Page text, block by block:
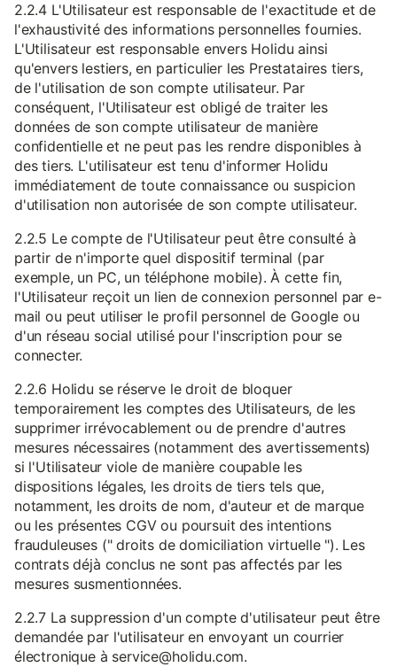
2.2.4 L'Utilisateur est responsable de l'exactitude et de
l'exhaustivité des informations personnelles fournies.
L'Utilisateur est responsable envers Holidu ainsi
qu'envers lestiers, en particulier les Prestataires tiers,
de l'utilisation de son compte utilisateur. Par
conséquent, l'Utilisateur est obligé de traiter les
données de son compte utilisateur de manière
confidentielle et ne peut pas les rendre disponibles à
des tiers. L'utilisateur est tenu d'informer Holidu
immédiatement de toute connaissance ou suspicion
d'utilisation non autorisée de son compte utilisateur.
2.2.5 Le compte de l'Utilisateur peut être consulté à
partir de n'importe quel dispositif terminal (par
exemple, un PC, un téléphone mobile). À cette fin,
l'Utilisateur reçoit un lien de connexion personnel par e-
mail ou peut utiliser le profil personnel de Google ou
d'un réseau social utilisé pour l'inscription pour se
connecter.
2.2.6 Holidu se réserve le droit de bloquer
temporairement les comptes des Utilisateurs, de les
supprimer irrévocablement ou de prendre d'autres
mesures nécessaires (notamment des avertissements)
si l'Utilisateur viole de manière coupable les
dispositions légales, les droits de tiers tels que,
notamment, les droits de nom, d'auteur et de marque
ou les présentes CGV ou poursuit des intentions
frauduleuses (" droits de domiciliation virtuelle "). Les
contrats déjà conclus ne sont pas affectés par les
mesures susmentionnées.
2.2.7 La suppression d'un compte d'utilisateur peut être
demandée par l'utilisateur en envoyant un courrier
électronique à service@holidu.com.